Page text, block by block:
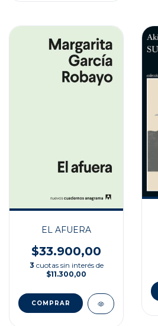
EL AFUERA
$33.900,00
3 cuotas sin interés de
$11.300,00